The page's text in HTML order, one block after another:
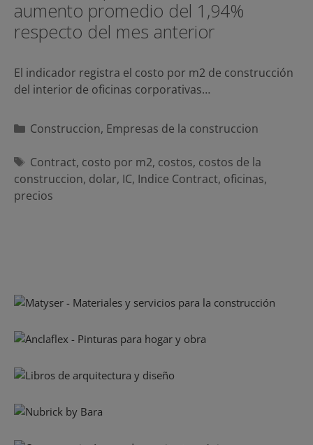
aumento promedio del 1,94%
respecto del mes anterior
El indicador registra el costo por m2 de construcción
del interior de oficinas corporativas…
Categorías
Construccion, Empresas de la construccion
Etiquetas
Contract, costo por m2, costos, costos de la
construccion, dolar, IC, Indice Contract, oficinas,
precios